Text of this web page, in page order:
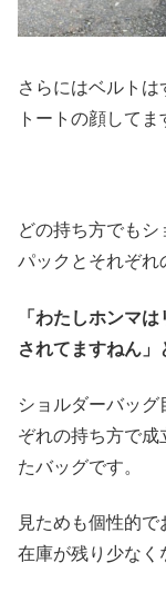
さらにはベルト
トートの顔してま
どの持ち方でも
パックとそれぞれ
「わたしホンマ
されてますねん」
ショルダーバッ
ぞれの持ち方で成
たバッグです。
見ためも個性的
在庫が残り少なく